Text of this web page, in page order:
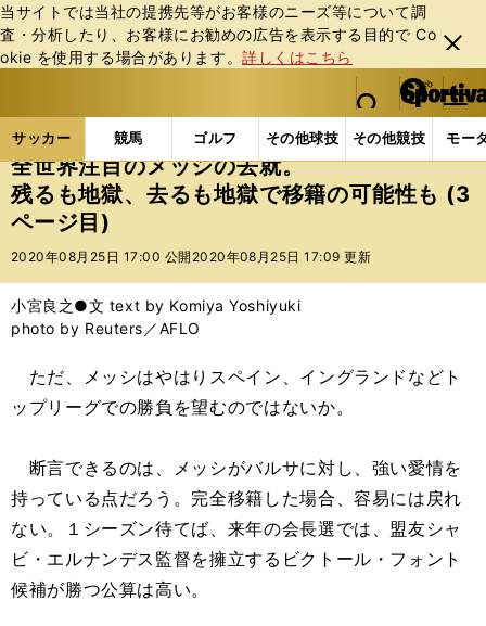
当サイトでは当社の提携先等がお客様のニーズ等について調
査・分析したり、お客様にお勧めの広告を表⽰する⽬的で Co
okie を使⽤する場合があります。詳しくはこちら
閉じ
る
web Sportiva (webスポルティーバ)
検索
マイペ
ー
ジ
メニュ
サッカー 競馬 ゴルフ その他球技 その他競技 モー
ス
ポ
ル
テ
ー
バ
サッカーの記事一覧 海外サッカー 海外サッカー
全世界注目のメッシの去就。
残るも地獄、去るも地獄で移籍の可能性も (3
ページ目)
2020年08月25日 17:00 公開 2020年08月25日 17:09 更新
小宮良之●文 text by Komiya Yoshiyuki
photo by Reuters／AFLO
ただ、メッシはやはりスペイン、イングランドなどト
ップリーグでの勝負を望むのではないか。
断言できるのは、メッシがバルサに対し、強い愛情を
持っている点だろう。完全移籍した場合、容易には戻れ
ない。１シーズン待てば、来年の会長選では、盟友シャ
ビ・エルナンデス監督を擁立するビクトール・フォント
候補が勝つ公算は高い。